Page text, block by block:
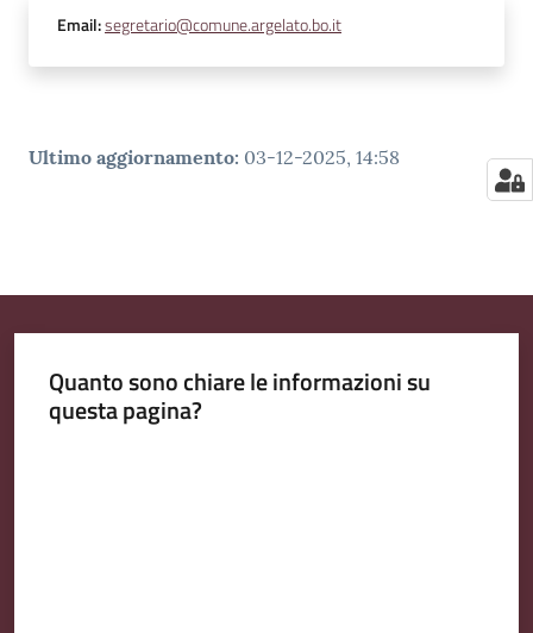
Email:segretario@comune.argelato.bo.it
Ultimo aggiornamento: 03-12-2025, 14:58
Quanto sono chiare le informazioni su
questa pagina?